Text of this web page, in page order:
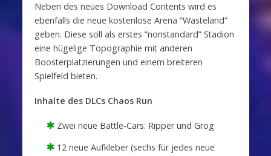
Neben des neues Download Contents wird es
ebenfalls die neue kostenlose Arena “Wasteland”
geben. Diese soll als erstes “nonstandard” Stadion
eine hügelige Topographie mit anderen
Boosterplatzierungen und einem breiteren
Spielfeld bieten.
Inhalte des DLCs Chaos Run
Zwei neue Battle-Cars: Ripper und Grog
12 neue Aufkleber (sechs für jedes neue